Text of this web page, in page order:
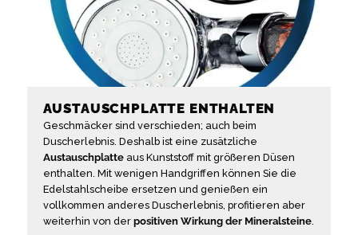
AUSTAUSCHPLATTE ENTHALTEN
Geschmäcker sind verschieden; auch beim
Duscherlebnis. Deshalb ist eine zusätzliche
Austauschplatteaus Kunststoff mit größeren Düsen
enthalten. Mit wenigen Handgriffen können Sie die
Edelstahlscheibe ersetzen und genießen ein
vollkommen anderes Duscherlebnis, profitieren aber
weiterhin von der positiven Wirkung der Mineralsteine.